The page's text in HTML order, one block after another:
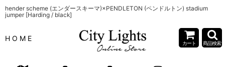
hender scheme (エンダースキーマ)×PENDLETON (ペンドルトン) stadium
jumper [Harding / black]
H O M E
カート 商品検索